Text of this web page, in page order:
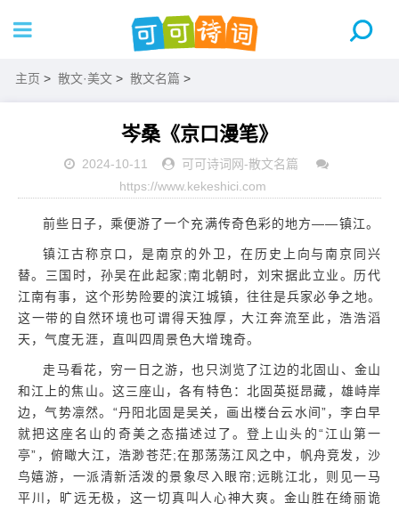
主页 > 散文·美文 > 散文名篇 >
岑桑《京口漫笔》
2024-10-11 可可诗词网-散文名篇
https://www.kekeshici.com
前些日子，乘便游了一个充满传奇色彩的地方——镇江。
镇江古称京口，是南京的外卫，在历史上向与南京同兴
替。三国时，孙吴在此起家;南北朝时，刘宋据此立业。历代
江南有事，这个形势险要的滨江城镇，往往是兵家必争之地。
这一带的自然环境也可谓得天独厚，大江奔流至此，浩浩滔
天，气度无涯，直叫四周景色大增瑰奇。
走马看花，穷一日之游，也只浏览了江边的北固山、金山
和江上的焦山。这三座山，各有特色：北固英挺昂藏，雄峙岸
边，气势凛然。“丹阳北固是吴关，画出楼台云水间”，李白早
就把这座名山的奇美之态描述过了。登上山头的“江山第一
亭”，俯瞰大江，浩渺苍茫;在那荡荡江风之中，帆舟竞发，沙
鸟嬉游，一派清新活泼的景象尽入眼帘;远眺江北，则见一马
平川，旷远无极，这一切真叫人心神大爽。金山胜在绮丽诡